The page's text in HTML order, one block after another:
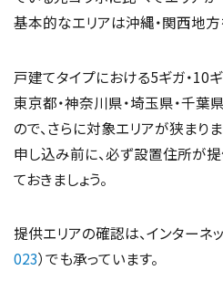
基本的なエリアは沖縄・関西地方
戸建てタイプにおける5ギガ・10
東京都・神奈川県・埼玉県・千葉
ので、さらに対象エリアが狭まりま
申し込み前に、必ず設置住所が
ておきましょう。
提供エリアの確認は、インターネ
023）でも承っています。